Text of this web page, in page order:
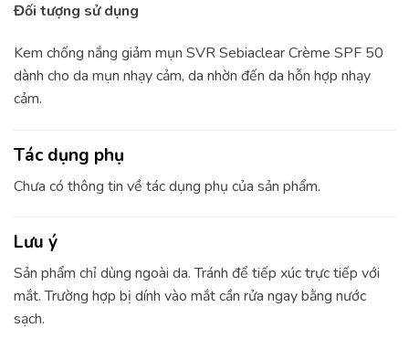
Đối tượng sử dụng
Kem chống nắng giảm mụn SVR Sebiaclear Crème SPF 50
dành cho da mụn nhạy cảm, da nhờn đến da hỗn hợp nhạy
cảm.
Tác dụng phụ
Chưa có thông tin về tác dụng phụ của sản phẩm.
Lưu ý
Sản phẩm chỉ dùng ngoài da. Tránh để tiếp xúc trực tiếp với
mắt. Trường hợp bị dính vào mắt cần rửa ngay bằng nước
sạch.